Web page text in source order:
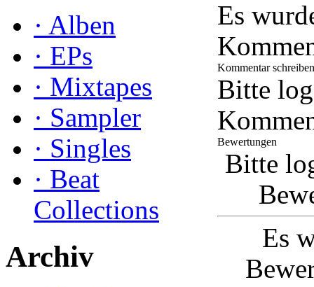
· Alben
· EPs
· Mixtapes
· Sampler
· Singles
· Beat
Collections
Archiv
Es
Kommentar schreiben
Bitte
Bewertungen
Bitte
Es